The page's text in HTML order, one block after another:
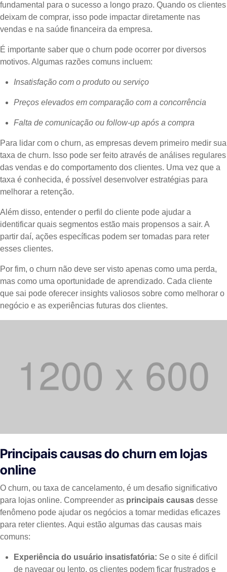
fundamental para o sucesso a longo prazo. Quando os clientes
deixam de comprar, isso pode impactar diretamente nas
vendas e na saúde financeira da empresa.
É importante saber que o churn pode ocorrer por diversos
motivos. Algumas razões comuns incluem:
Insatisfação com o produto ou serviço
Preços elevados em comparação com a concorrência
Falta de comunicação ou follow-up após a compra
Para lidar com o churn, as empresas devem primeiro medir sua
taxa de churn. Isso pode ser feito através de análises regulares
das vendas e do comportamento dos clientes. Uma vez que a
taxa é conhecida, é possível desenvolver estratégias para
melhorar a retenção.
Além disso, entender o perfil do cliente pode ajudar a
identificar quais segmentos estão mais propensos a sair. A
partir daí, ações específicas podem ser tomadas para reter
esses clientes.
Por fim, o churn não deve ser visto apenas como uma perda,
mas como uma oportunidade de aprendizado. Cada cliente
que sai pode oferecer insights valiosos sobre como melhorar o
negócio e as experiências futuras dos clientes.
Principais causas do churn em lojas
online
O churn, ou taxa de cancelamento, é um desafio significativo
para lojas online. Compreender as principais causas desse
fenômeno pode ajudar os negócios a tomar medidas eficazes
para reter clientes. Aqui estão algumas das causas mais
comuns:
Experiência do usuário insatisfatória: Se o site é difícil
de navegar ou lento, os clientes podem ficar frustrados e